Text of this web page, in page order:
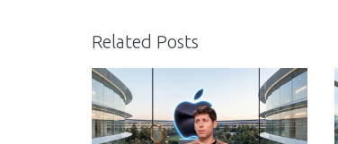
Related Posts